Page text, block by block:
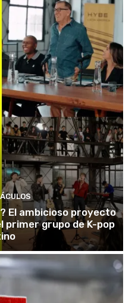
El ambicioso proyecto
primer grupo de K-pop